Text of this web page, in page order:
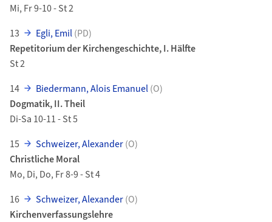
Mi, Fr 9-10 - St 2
13
Egli, Emil(PD)
Repetitorium der Kirchengeschichte, I. Hälfte
St 2
14
Biedermann, Alois Emanuel(O)
Dogmatik, II. Theil
Di-Sa 10-11 - St 5
15
Schweizer, Alexander(O)
Christliche Moral
Mo, Di, Do, Fr 8-9 - St 4
16
Schweizer, Alexander(O)
Kirchenverfassungslehre